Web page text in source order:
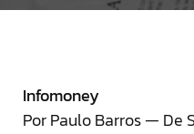
Infomoney
Por Paulo Barros — De